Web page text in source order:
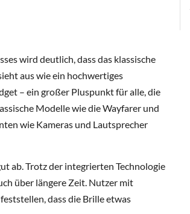
wird deutlich, dass das klassische
aus wie ein hochwertiges
– ein großer Pluspunkt für alle, die
Modelle wie die Wayfarer und
wie Kameras und Lautsprecher
ab. Trotz der integrierten Technologie
über längere Zeit. Nutzer mit
dass die Brille etwas